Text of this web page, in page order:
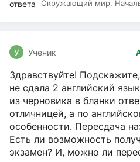
Окружающий мир,
У Ученик
Здравствуйте!
не сдала 2 английский
из черновика в бланки
отличницей, а по
особенности. Пересдача
Есть ли возможность
экзамен? И, можно ли